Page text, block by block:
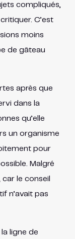
compliqués,
C’est
moins
de gâteau
après que
dans la
qu’elle
un organisme
pour
Malgré
le conseil
n’avait pas
ligne de